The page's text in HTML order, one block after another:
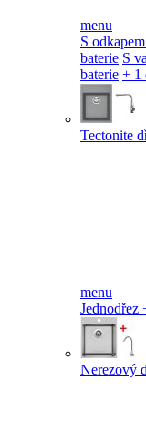
menu
S
baterie S
baterie + 1
Tectonite
menu
Jednodřez
Nerezový